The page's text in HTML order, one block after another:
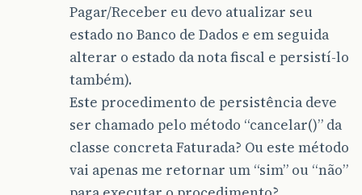
Pagar/Receber eu devo atualizar seu
estado no Banco de Dados e em seguida
alterar o estado da nota fiscal e persistí-lo
também).
Este procedimento de persistência deve
ser chamado pelo método “cancelar()” da
classe concreta Faturada? Ou este método
vai apenas me retornar um “sim” ou “não”